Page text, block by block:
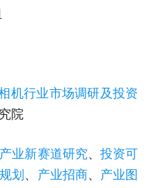
机行业市场调研及投资
院
产业新赛道研究、投资可
划 、 产业招商、 产业图